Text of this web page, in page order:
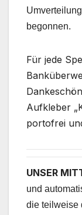
begonnen.
Für jede
Aufkleber
portofrei
UNSER
und
die teilweise